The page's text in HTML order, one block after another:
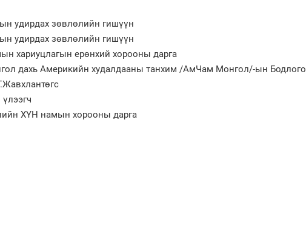
удирдах зөвлөлийн гишүүн
удирдах зөвлөлийн гишүүн
хариуцлагын ерөнхий хорооны дарга
дахь Америкийн худалдааны танхим /АмЧам Монгол/-ын Бодлого
ХҮН намын хорооны дарга